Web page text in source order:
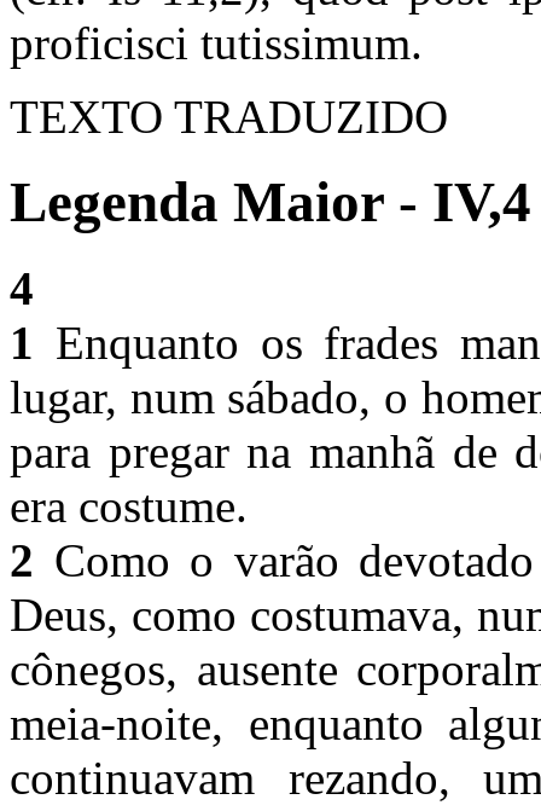
proficisci tutissimum.
TEXTO TRADUZIDO
Legenda Maior - IV,4
4
1 Enquanto os frades
lugar, num sábado, o
para pregar na manhã de
era costume.
2 Como o varão
Deus, como costumava,
cônegos, ausente
meia-noite, enquanto
continuavam rezando,